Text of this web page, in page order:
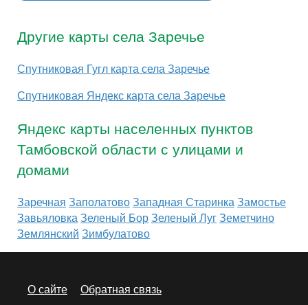
Другие карты села Заречье
Спутниковая Гугл карта села Заречье
Спутниковая Яндекс карта села Заречье
Яндекс карты населенных пунктов
Тамбовской области с улицами и
домами
Заречная ЗаполатовоЗападная Старинка Замостье
Завьяловка Зеленый БорЗеленый ЛугЗеметчино
Землянский Зимбулатово
О сайте Обратная связь